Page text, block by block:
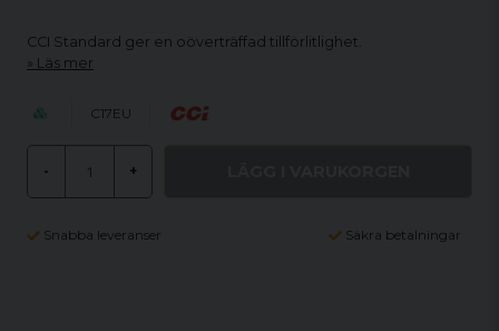
CCI Standard ger en oöverträffad tillförlitlighet.
Läs mer
C17EU
- +
Snabba leveranser Säkra betalningar